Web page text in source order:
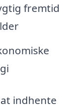
fremtid
indhente